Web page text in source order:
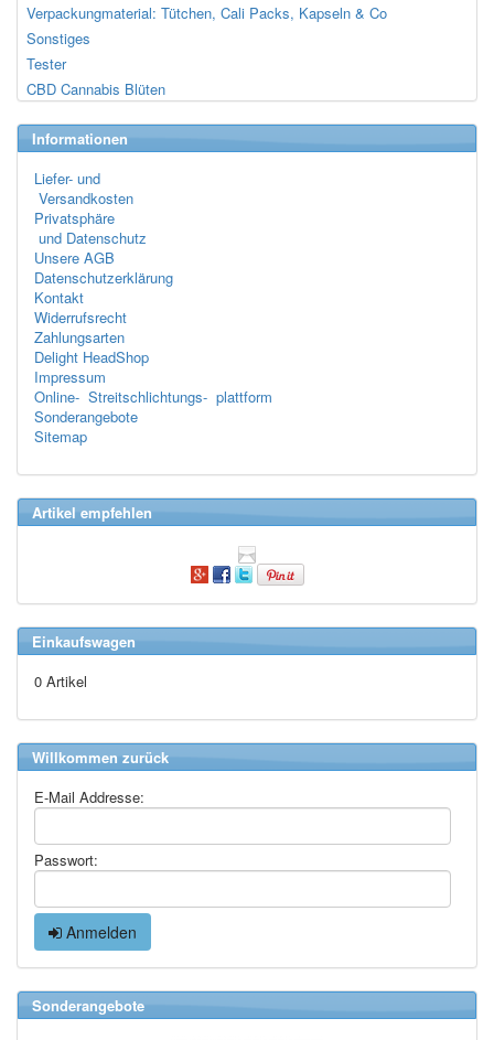
Verpackungmaterial: Tütchen, Cali Packs, Kapseln & Co
Sonstiges
Tester
CBD Cannabis Blüten
Informationen
Liefer- und
Versandkosten
Privatsphäre
und Datenschutz
Unsere AGB
Datenschutzerklärung
Kontakt
Widerrufsrecht
Zahlungsarten
Delight HeadShop
Impressum
Online- Streitschlichtungs- plattform
Sonderangebote
Sitemap
Artikel empfehlen
Einkaufswagen
0 Artikel
Willkommen zurück
E-Mail Addresse:
Passwort:
Anmelden
Sonderangebote